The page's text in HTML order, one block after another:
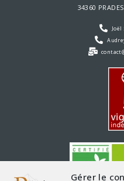
Gérer le
34360
Joël